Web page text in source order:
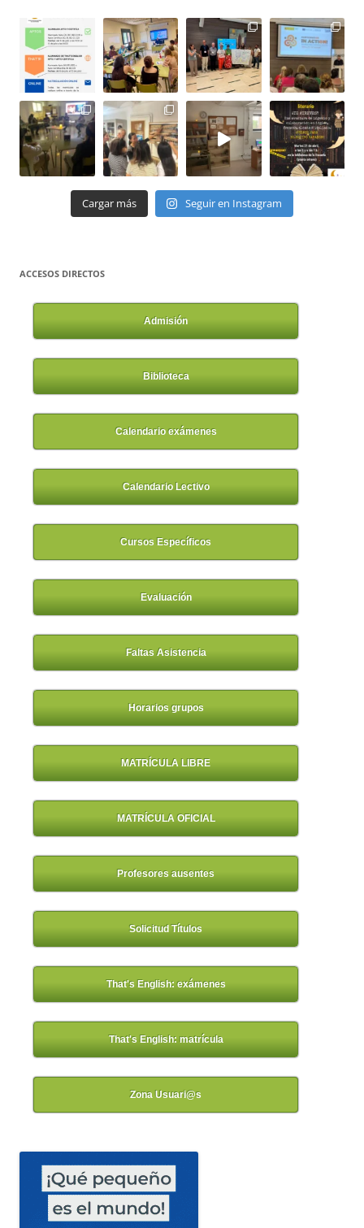
Cargar más Seguir en Instagram
ACCESOS DIRECTOS
Admisión
Biblioteca
Calendario exámenes
Calendario Lectivo
Cursos Específicos
Evaluación
Faltas Asistencia
Horarios grupos
MATRÍCULA LIBRE
MATRÍCULA OFICIAL
Profesores ausentes
Solicitud Títulos
That's English: exámenes
That's English: matrícula
Zona Usuari@s